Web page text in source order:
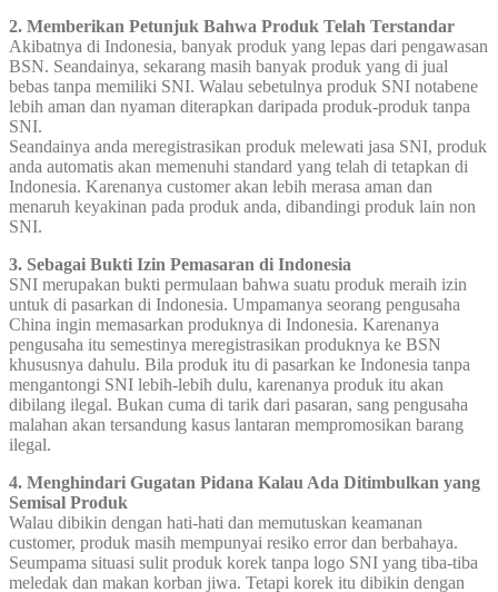
2. Memberikan Petunjuk Bahwa Produk Telah Terstandar
Akibatnya di Indonesia, banyak produk yang lepas dari pengawasan
BSN. Seandainya, sekarang masih banyak produk yang di jual
bebas tanpa memiliki SNI. Walau sebetulnya produk SNI notabene
lebih aman dan nyaman diterapkan daripada produk-produk tanpa
SNI.
Seandainya anda meregistrasikan produk melewati jasa SNI, produk
anda automatis akan memenuhi standard yang telah di tetapkan di
Indonesia. Karenanya customer akan lebih merasa aman dan
menaruh keyakinan pada produk anda, dibandingi produk lain non
SNI.
3. Sebagai Bukti Izin Pemasaran di Indonesia
SNI merupakan bukti permulaan bahwa suatu produk meraih izin
untuk di pasarkan di Indonesia. Umpamanya seorang pengusaha
China ingin memasarkan produknya di Indonesia. Karenanya
pengusaha itu semestinya meregistrasikan produknya ke BSN
khususnya dahulu. Bila produk itu di pasarkan ke Indonesia tanpa
mengantongi SNI lebih-lebih dulu, karenanya produk itu akan
dibilang ilegal. Bukan cuma di tarik dari pasaran, sang pengusaha
malahan akan tersandung kasus lantaran mempromosikan barang
ilegal.
4. Menghindari Gugatan Pidana Kalau Ada Ditimbulkan yang
Semisal Produk
Walau dibikin dengan hati-hati dan memutuskan keamanan
customer, produk masih mempunyai resiko error dan berbahaya.
Seumpama situasi sulit produk korek tanpa logo SNI yang tiba-tiba
meledak dan makan korban jiwa. Tetapi korek itu dibikin dengan